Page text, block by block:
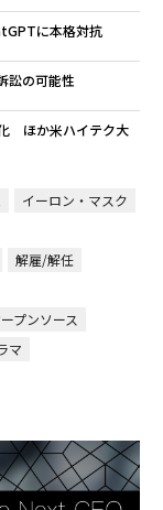
に本格対抗
訟の可能性
ほか米ハイテク大
イーロン・マスク
解雇/解任
プンソース
マ